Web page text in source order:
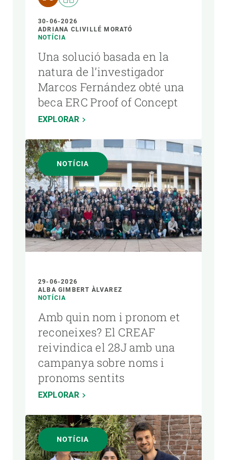
30-06-2026
ADRIANA CLIVILLÉ MORATÓ
NOTÍCIA
Una solució basada en la
natura de l’investigador
Marcos Fernández obté una
beca ERC Proof of Concept
EXPLORAR
NOTÍCIA
29-06-2026
ALBA GIMBERT ÀLVAREZ
NOTÍCIA
Amb quin nom i pronom et
reconeixes? El CREAF
reivindica el 28J amb una
campanya sobre noms i
pronoms sentits
EXPLORAR
NOTÍCIA